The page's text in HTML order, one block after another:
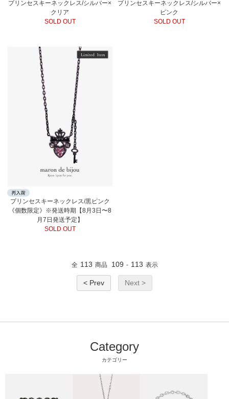
プリンセスキーネックレス/シルバー×
クリア
SOLD OUT
プリンセスキーネックレス/シルバー×
ピンク
SOLD OUT
プリンセスキーネックレス/黒ピンク
《個数限定》※発送時期【8月3日〜8
月7日発送予定】
SOLD OUT
全 113 商品 109 - 113 表示
< Prev Next >
Category
カテゴリー